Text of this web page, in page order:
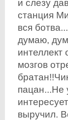
и слезу
станция
вся
думаю,
мозгов
пацан...Не
выручил.